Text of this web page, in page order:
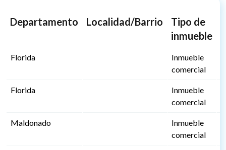
Departamento Localidad/Barrio
Tipo de
inmueble
Florida
Inmueble
comercial
Florida
Inmueble
comercial
Maldonado
Inmueble
comercial